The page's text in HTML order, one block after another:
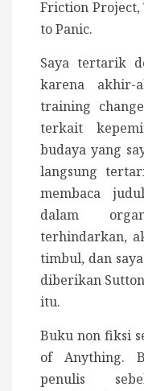
Friction Project,
to Panic.
Saya tertarik
karena
training
terkait
budaya yang
langsung
membaca
dalam
terhindarkan,
timbul, dan
diberikan
itu.
Buku non fiksi
of Anything.
penulis